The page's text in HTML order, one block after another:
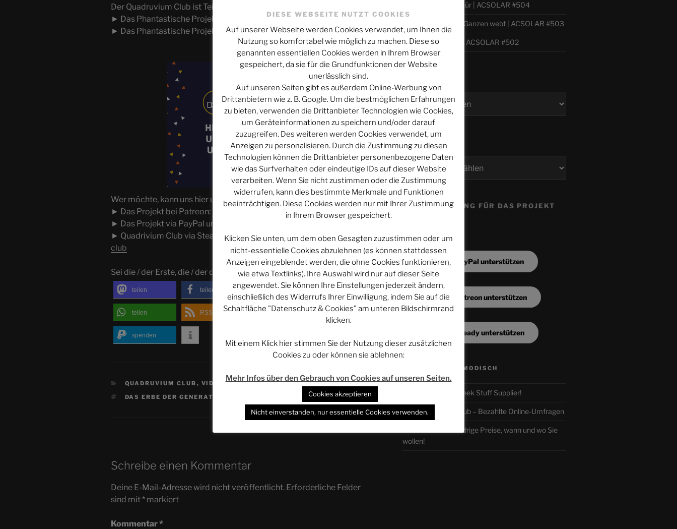
Der Quadruvium Club ist Teil des Phantastischen Projekts:
► Das Phantastische Projekt:
https://phan.pro
► Das Phantastische Projekt bei Telegram:https://t.me/phan_pro
Werbung
Wer möchte, kann uns hier unterstützen:
► Das Projekt bei Patreon:
https://www.patreon.com/rethovomsee
► Das Projekt via PayPal unterstützen:
► Quadrivium Club via Steady:https://steadyhq.com/de/quadruvium-
club
Sei die / der Erste, die / der diesen Beitrag teilt!
teilen teilen teilen
teilen RSS-feed patreon
spenden
KATEGORIEN
QUADRUVIUM CLUB , VIDEOEPISODE
SCHLAGWÖRTER
DAS ERBE DER GENERATIONEN
Schreibe einen Kommentar
Deine E-Mail-Adresse wird nicht veröffentlicht. Erforderliche Felder
sind mit* markiert
Kommentar*
Schicksal und Willkür | ACSOLAR #504
Wie alles sich zum Ganzen webt | ACSOLAR #503
Mars macht mobil | ACSOLAR #502
Archiv
Kategorien
UNTERSTÜTZUNG FÜR DAS PROJEKT
Projekt via PayPal unterstützen
Projekt via Patreon unterstützen
Projekt via Steady unterstützen
WERBUNG – ALTMODISCH
GetDigital – Your Geek Stuff Supplier!
Der Entscheider-Club – Bezahlte Online-Umfragen
AMAZON.de – Niedrige Preise, wann und wo Sie
wollen!
DIESE WEBSEITE NUTZT COOKIES
Auf unserer Webseite werden Cookies verwendet, um Ihnen die
Nutzung so komfortabel wie möglich zu machen. Diese so
genannten essentiellen Cookies werden in Ihrem Browser
gespeichert, da sie für die Grundfunktionen der Website
unerlässlich sind.
Auf unseren Seiten gibt es außerdem Online-Werbung von
Drittanbietern wie z. B. Google. Um die bestmöglichen Erfahrungen
zu bieten, verwenden die Drittanbieter Technologien wie Cookies,
um Geräteinformationen zu speichern und/oder darauf
zuzugreifen. Des weiteren werden Cookies verwendet, um
Anzeigen zu personalisieren. Durch die Zustimmung zu diesen
Technologien können die Drittanbieter personenbezogene Daten
wie das Surfverhalten oder eindeutige IDs auf dieser Website
verarbeiten. Wenn Sie nicht zustimmen oder die Zustimmung
widerrufen, kann dies bestimmte Merkmale und Funktionen
beeinträchtigen. Diese Cookies werden nur mit Ihrer Zustimmung
in Ihrem Browser gespeichert.
Klicken Sie unten, um dem oben Gesagten zuzustimmen oder um
nicht-essentielle Cookies abzulehnen (es können stattdessen
Anzeigen eingeblendet werden, die ohne Cookies funktionieren,
wie etwa Textlinks). Ihre Auswahl wird nur auf dieser Seite
angewendet. Sie können Ihre Einstellungen jederzeit ändern,
einschließlich des Widerrufs Ihrer Einwilligung, indem Sie auf die
Schaltfläche "Datenschutz & Cookies" am unteren Bildschirmrand
klicken.
Mit einem Klick hier stimmen Sie der Nutzung dieser zusätzlichen
Cookies zu oder können sie ablehnen:
Mehr Infos über den Gebrauch von Cookies auf unseren Seiten.
Cookies akzeptieren
Nicht einverstanden, nur essentielle Cookies verwenden.